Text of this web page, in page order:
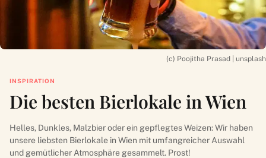
(c) Poojitha Prasad | unsplash
INSPIRATION
Die besten Bierlokale in Wien
Helles, Dunkles, Malzbier oder ein gepflegtes Weizen: Wir haben
unsere liebsten Bierlokale in Wien mit umfangreicher Auswahl
und gemütlicher Atmosphäre gesammelt. Prost!